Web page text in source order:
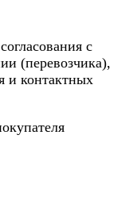
с
(перевозчика),
и контактных